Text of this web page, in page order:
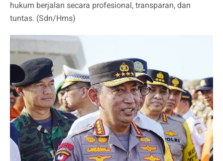
hukum berjalan secara profesional, transparan, dan
tuntas. (Sdn/Hms)